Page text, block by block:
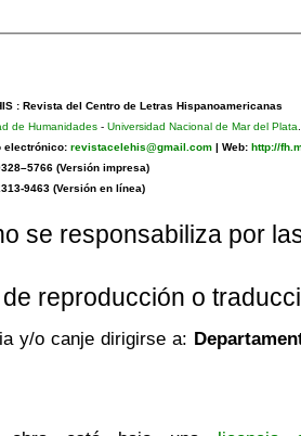
: Revista del Centro de Letras Hispanoamericanas
de Humanidades- Universidad Nacional de Mar del Plata
electrónico: revistacelehis@gmail.com| Web: http://
(Versión impresa)
9463 (Versión en línea)
se responsabiliza por
reproducción o
y/o canje dirigirse a: